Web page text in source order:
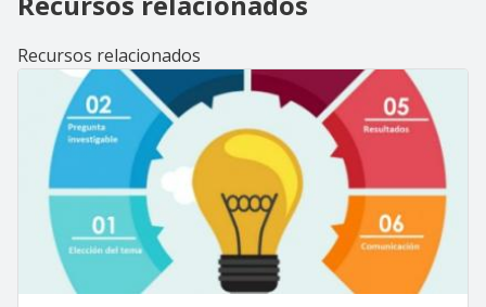
Recursos relacionados